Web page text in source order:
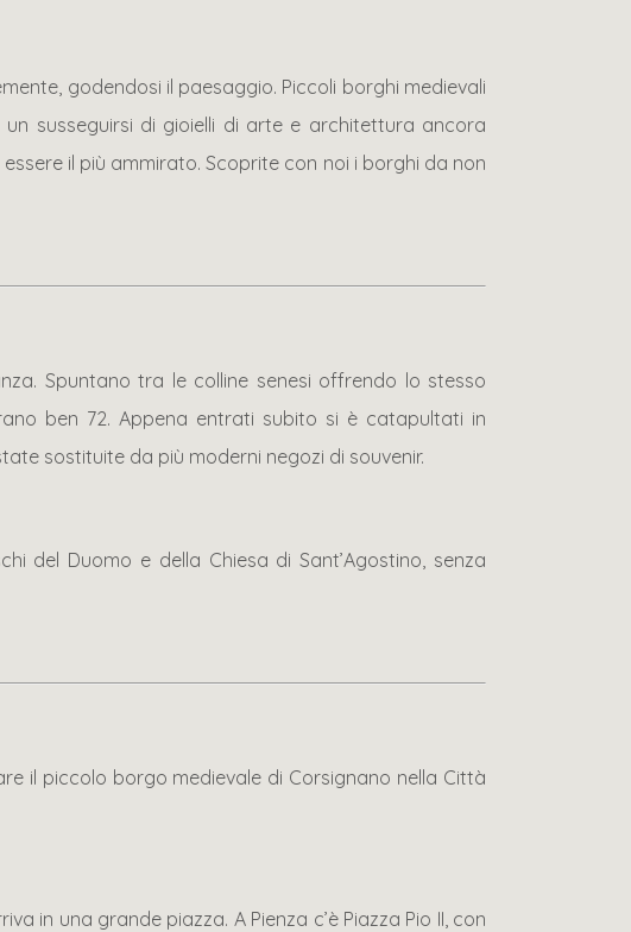
godendosi il paesaggio. Piccoli borghi medievali
susseguirsi di gioielli di arte e architettura ancora
il più ammirato. Scoprite con noi i borghi da non
Spuntano tra le colline senesi offrendo lo stesso
ben 72. Appena entrati subito si è catapultati in
sostituite da più moderni negozi di souvenir.
del Duomo e della Chiesa di Sant’Agostino, senza
il piccolo borgo medievale di Corsignano nella Città
in una grande piazza. A Pienza c’è Piazza Pio II, con